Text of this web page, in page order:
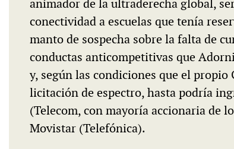
animador de la ultraderecha global,
conectividad a escuelas que tenía
manto de sospecha sobre la falta de
conductas anticompetitivas que
y, según las condiciones que el
licitación de espectro, hasta podría
(Telecom, con mayoría accionaria de
Movistar (Telefónica).